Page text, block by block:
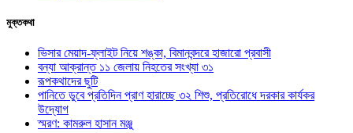
মুক্তকথা
ভিসার মেয়াদ-ফ্লাইট নিয়ে শঙ্কা, বিমানবন্দরে হাজারো প্রবাসী
বন্যা আক্রান্ত ১১ জেলায় নিহতের সংখ্যা ৩১
রূপকথাদের ছুটি
পানিতে ডুবে প্রতিদিন প্রাণ হারাচ্ছে ৩২ শিশু, প্রতিরোধে দরকার কার্যকর
উদ্যোগ
স্মরণ: কামরুল হাসান মঞ্জু